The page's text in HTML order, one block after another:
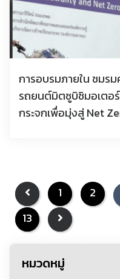
การอบรมภายใน ชมร
รถยนต์มิตซูบิชิมอเตอร์
กระจกเพื่อมุ่งสู่ Net
1 2
13
หมวดหมู่